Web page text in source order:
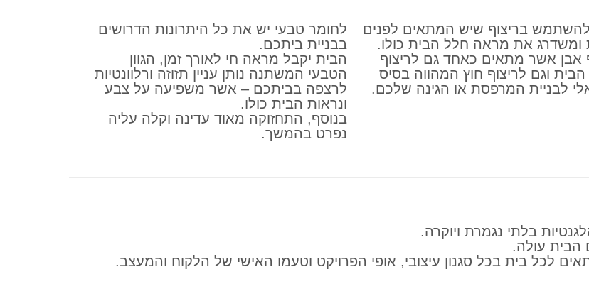
להשתמש בריצוף שיש המתאים לפנים
ומשדרג את מראה חלל הבית כולו.
אבן אשר מתאים כאחד גם לריצוף
הבית וגם לריצוף חוץ המהווה בסיס
לבניית המרפסת או הגינה שלכם.
לחומר טבעי יש את כל היתרונות הדרושים
בבניית ביתכם.
הבית יקבל מראה חי לאורך זמן, הגוון
הטבעי המשתנה נותן עניין תזוזה ורלוונטיות
לרצפה בביתכם – אשר משפיעה על צבע
ונראות הבית כולו.
בנוסף, התחזוקה מאוד עדינה וקלה עליה
נפרט בהמשך.
בלתי נגמרת ויוקרה.
הבית עולה.
לכל בית בכל סגנון עיצובי, אופי הפרויקט וטעמו האישי של הלקוח והמעצב.